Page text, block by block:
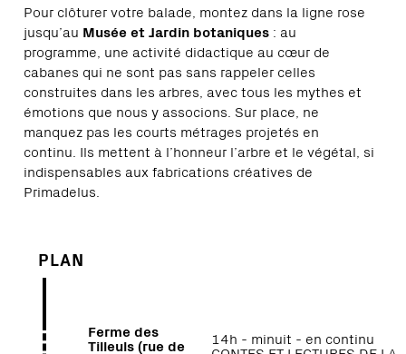
Pour clôturer votre balade, montez dans la ligne rose
jusqu’au Musée et Jardin botaniques: au
programme, une activité didactique au cœur de
cabanes qui ne sont pas sans rappeler celles
construites dans les arbres, avec tous les mythes et
émotions que nous y associons. Sur place, ne
manquez pas les courts métrages projetés en
continu. Ils mettent à l’honneur l’arbre et le végétal, si
indispensables aux fabrications créatives de
Primadelus.
PLAN
Ferme des
Tilleuls (rue de 14h - minuit - en continu